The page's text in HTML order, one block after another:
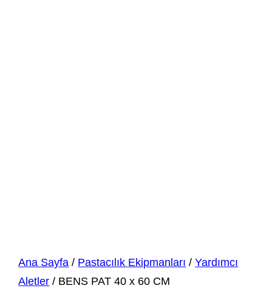
Ana Sayfa / Pastacılık Ekipmanları /Yardımcı
Aletler / BENS PAT 40 x 60 CM